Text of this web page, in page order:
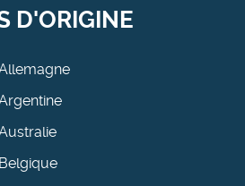
D'ORIGINE
Belgique